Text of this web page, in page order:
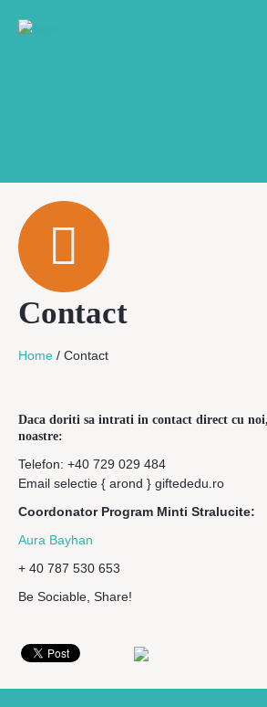
Contact
Home / Contact
Daca doriti sa intrati in contact direct cu
noastre:
Telefon: +40 729 029 484
Email selectie { arond } giftededu.ro
Coordonator Program Minti Stralucite:
Aura Bayhan
+ 40 787 530 653
Be Sociable, Share!